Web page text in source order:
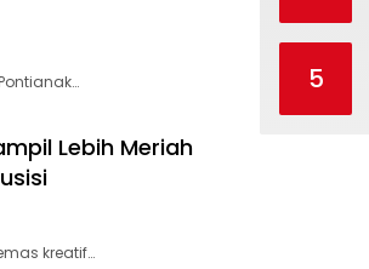
Lebih Meriah
kreatif…
5